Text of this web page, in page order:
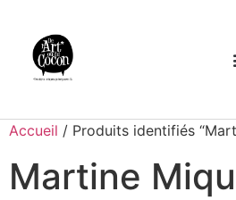
Accueil / Produits identifiés
Martine